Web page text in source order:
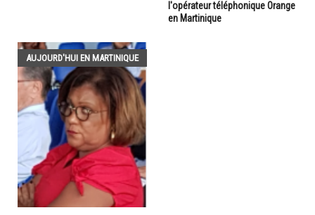
l'opérateur téléphonique Orange
en Martinique
AUJOURD'HUI EN MARTINIQUE